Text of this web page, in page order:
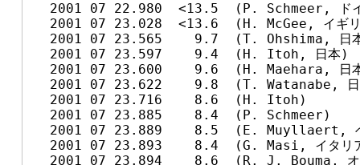
2001 07 22.980  <13.5  (P. Schmeer, ド
2001 07 23.028  <13.6  (H. McGee, イギ
2001 07 23.565    9.7  (T. Ohshima, 日
  2001 07 23.597    9.4  (H. Itoh, 日本)
2001 07 23.600    9.6  (H. Maehara, 日
2001 07 23.622    9.8  (T. Watanabe,
  2001 07 23.716    8.6  (H. Itoh)
  2001 07 23.885    8.4  (P. Schmeer)
2001 07 23.889    8.5  (E. Muyllaert,
2001 07 23.893    8.4  (G. Masi, イタリ
2001 07 23.894    8.6  (R. J. Bouma, オ